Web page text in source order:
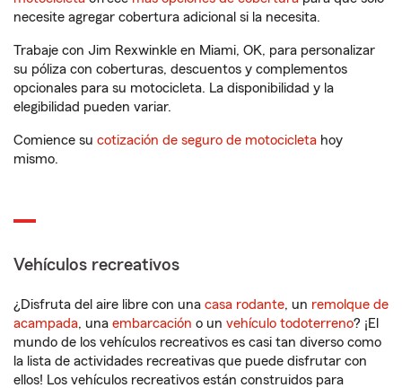
necesite agregar cobertura adicional si la necesita.
Trabaje con Jim Rexwinkle en Miami, OK, para personalizar
su póliza con coberturas, descuentos y complementos
opcionales para su motocicleta. La disponibilidad y la
elegibilidad pueden variar.
Comience su cotización de seguro de motocicleta hoy
mismo.
Vehículos recreativos
¿Disfruta del aire libre con una casa rodante, un remolque de
acampada, una embarcación o un vehículo todoterreno? ¡El
mundo de los vehículos recreativos es casi tan diverso como
la lista de actividades recreativas que puede disfrutar con
ellos! Los vehículos recreativos están construidos para